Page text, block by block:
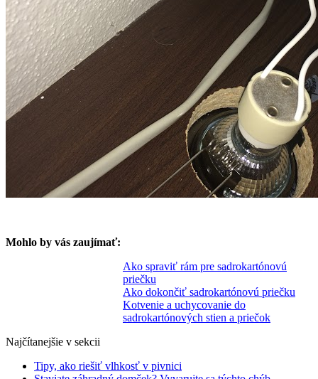
Mohlo by vás zaujímať:
Ako spraviť rám pre sadrokartónovú
priečku
Ako dokončiť sadrokartónovú priečku
Kotvenie a uchycovanie do
sadrokartónových stien a priečok
Najčítanejšie v sekcii
Tipy, ako riešiť vlhkosť v pivnici